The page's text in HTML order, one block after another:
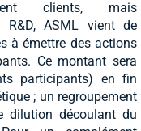
clients, mais
R&D, ASML vient de
à émettre des actions
Ce montant sera
participants) en fin
; un regroupement
dilution découlant du